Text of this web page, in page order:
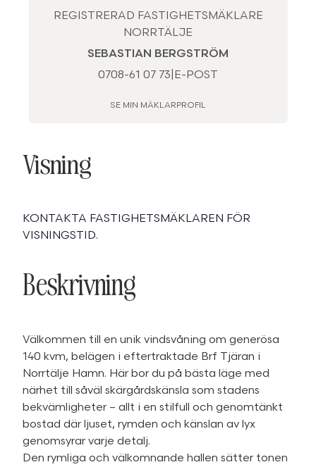
REGISTRERAD FASTIGHETSMÄKLARE
NORRTÄLJE
SEBASTIAN BERGSTRÖM
0708-61 07 73 E-POST
SE MIN MÄKLARPROFIL
Visning
KONTAKTA FASTIGHETSMÄKLAREN FÖR
VISNINGSTID.
Beskrivning
Välkommen till en unik vindsvåning om generösa
140 kvm, belägen i eftertraktade Brf Tjäran i
Norrtälje Hamn. Här bor du på bästa läge med
närhet till såväl skärgårdskänsla som stadens
bekvämligheter – allt i en stilfull och genomtänkt
bostad där ljuset, rymden och känslan av lyx
genomsyrar varje detalj.
Den rymliga och välkomnande hallen sätter tonen